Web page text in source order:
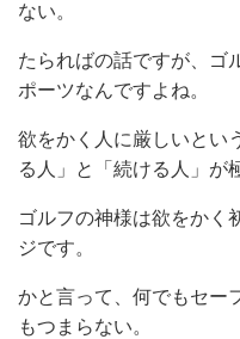
ない。
たらればの話ですが、ゴ
ポーツなんですよね。
欲をかく人に厳しいとい
る人」と「続ける人」が
ゴルフの神様は欲をかく
ジです。
かと言って、何でもセー
もつまらない。